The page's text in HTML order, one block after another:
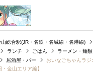
山総合駅(JR・名鉄・名城線・名港線)
ランチ ごはん ラーメン・麺類
居酒屋・バー
おいなごちゃんラ
金山エリア編】